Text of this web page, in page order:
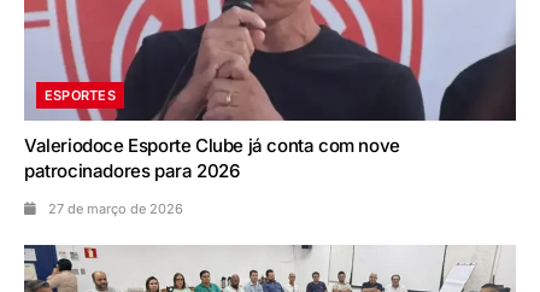
ESPORTES
Valeriodoce Esporte Clube já conta com nove
patrocinadores para 2026
27 de março de 2026